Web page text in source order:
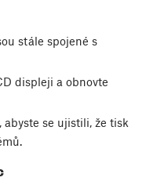
stále spojené s
displeji a obnovte
se ujistili, že tisk